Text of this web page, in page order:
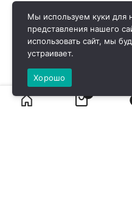
Мы используем куки для
представления нашего
использовать сайт, мы
устраивает.
Хорошо